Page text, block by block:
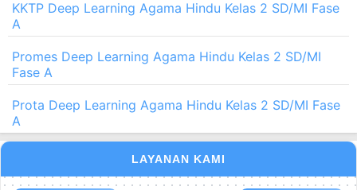
KKTP Deep Learning Agama Hindu Kelas 2 SD/MI Fase
A
Promes Deep Learning Agama Hindu Kelas 2 SD/MI
Fase A
Prota Deep Learning Agama Hindu Kelas 2 SD/MI Fase
A
LAYANAN KAMI